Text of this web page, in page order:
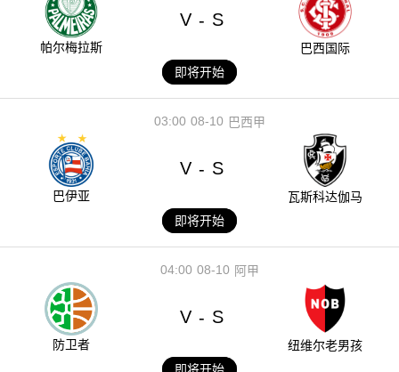
帕尔梅拉斯
V - S
巴西国际
即将开始
08-10
03:00 巴西甲
巴伊亚
V - S
瓦斯科达伽马
即将开始
08-10
04:00 阿甲
防卫者
V - S
纽维尔老男孩
即将开始